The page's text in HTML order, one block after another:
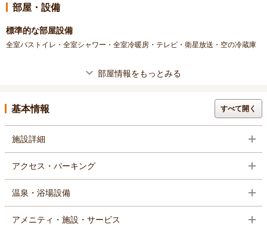
部屋・設備
標準的な部屋設備
全室バストイレ・全室シャワー・全室冷暖房・テレビ・衛星放送・空の冷蔵庫
部屋情報をもっとみる
基本情報 すべて開く
施設詳細
アクセス・パーキング
温泉・浴場設備
アメニティ・施設・サービス